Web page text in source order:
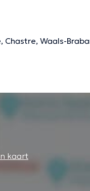
Chastre, Waals-
kaart